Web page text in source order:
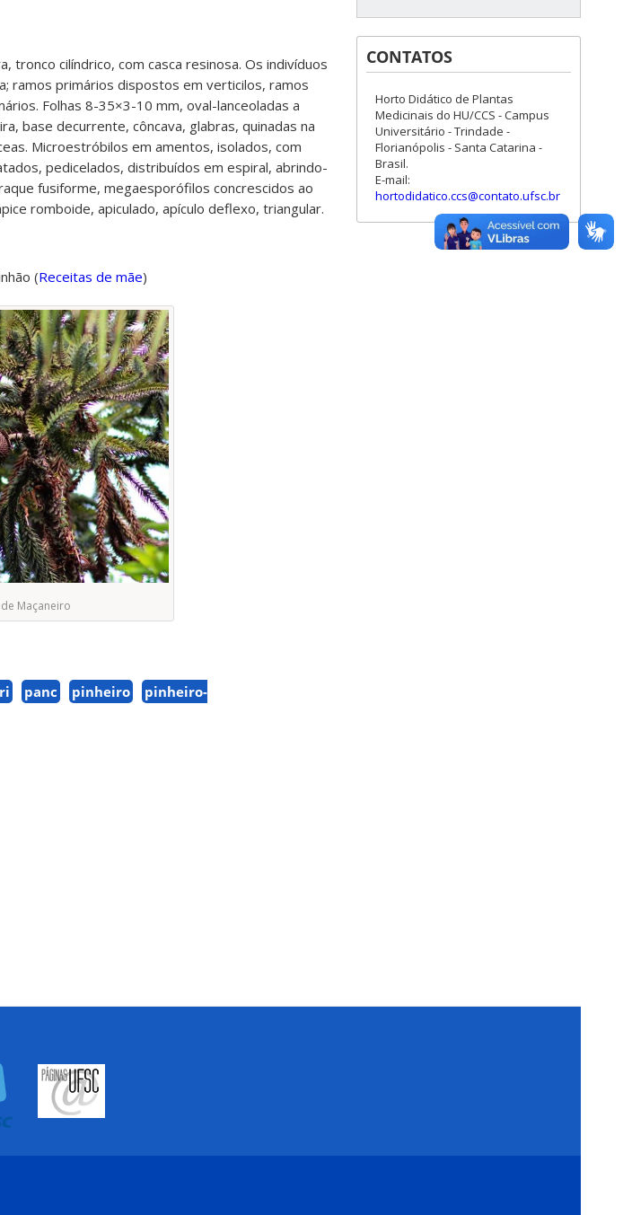
tronco cilíndrico, com casca resinosa. Os indivíduos
ramos primários dispostos em verticilos, ramos
Folhas 8-35×3-10 mm, oval-lanceoladas a
base decurrente, côncava, glabras, quinadas na
Microestróbilos em amentos, isolados, com
pedicelados, distribuídos em espiral, abrindo-
fusiforme, megaesporófilos concrescidos ao
romboide, apiculado, apículo deflexo, triangular.
(Receitas de mãe)
Maçaneiro
panc pinheiro
pinheiro-
CONTATOS
Horto Didático de Plantas
Medicinais do HU/CCS - Campus
Universitário - Trindade -
Florianópolis - Santa Catarina -
Brasil.
E-mail:
hortodidatico.ccs@contato.ufsc.br